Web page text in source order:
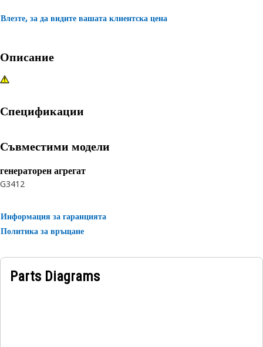
Влезте, за да видите вашата клиентска цена
Описание
Спецификации
Съвместими модели
генераторен агрегат
G3412
Информация за гаранцията
Политика за връщане
Parts Diagrams